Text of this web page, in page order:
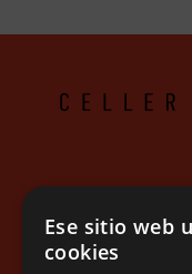
Ese sitio web
cookies